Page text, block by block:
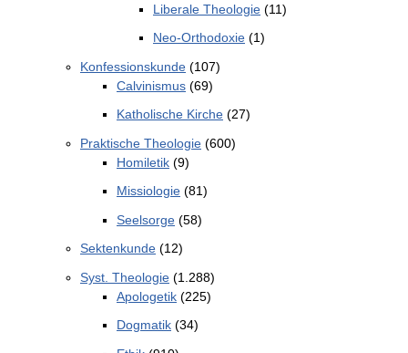
Liberale Theologie (11)
Neo-Orthodoxie (1)
Konfessionskunde (107)
Calvinismus (69)
Katholische Kirche (27)
Praktische Theologie (600)
Homiletik (9)
Missiologie (81)
Seelsorge (58)
Sektenkunde (12)
Syst. Theologie (1.288)
Apologetik (225)
Dogmatik (34)